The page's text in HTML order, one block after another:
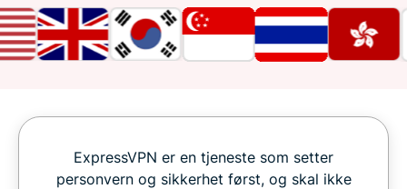
ExpressVPN er en tjeneste som setter
personvern og sikkerhet først, og skal ikke